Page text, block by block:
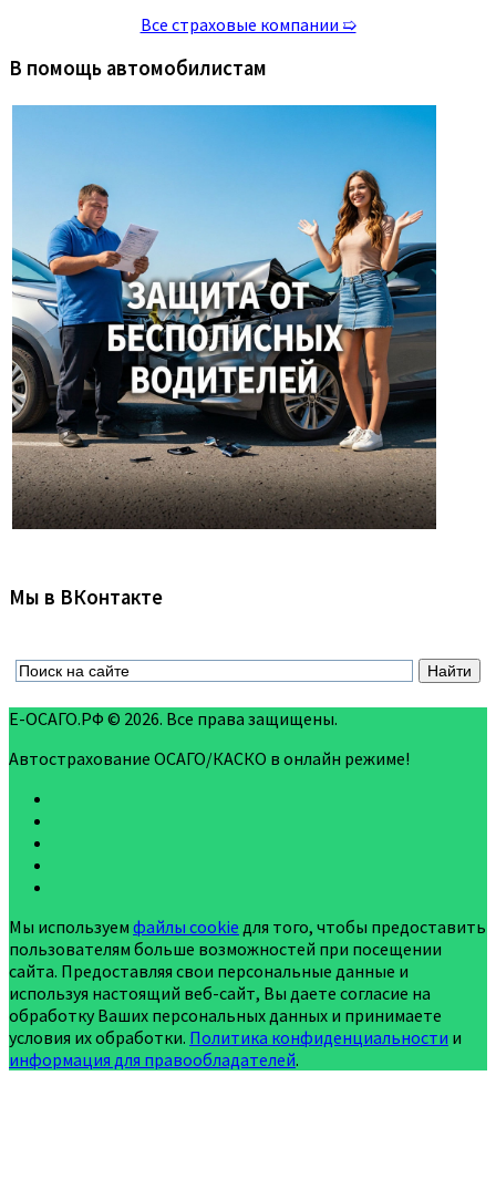
Все страховые компании ➯
В помощь автомобилистам
Мы в ВКонтакте
Е-ОСАГО.РФ © 2026. Все права защищены.
Автострахование ОСАГО/КАСКО в онлайн режиме!
Мы используем файлы cookie для того, чтобы предоставить
пользователям больше возможностей при посещении
сайта. Предоставляя свои персональные данные и
используя настоящий веб-сайт, Вы даете согласие на
обработку Ваших персональных данных и принимаете
условия их обработки. Политика конфиденциальности и
информация для правообладателей.